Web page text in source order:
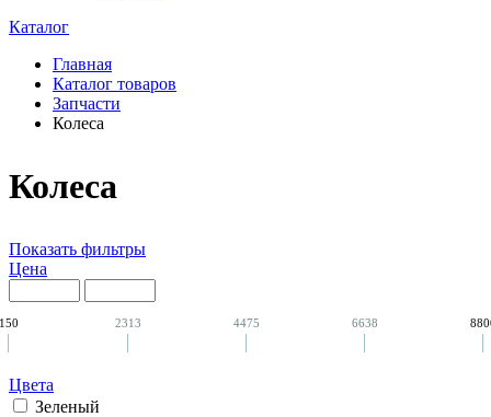
Каталог
Главная
Каталог товаров
Запчасти
Колеса
Колеса
Показать фильтры
Цена
2313 4475 6638
Цвета
Зеленый